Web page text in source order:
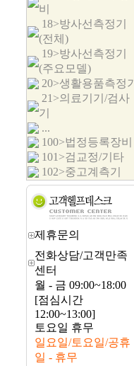
비
18>방사선측정기
(전체)
19>방사선측정기
(주요모델)
20>생활용품측정기
21>의료기기/검사
기
...
100>법정등록장비
101>검교정/기타
102>중고계측기
제휴문의
전화상담/고객만족
센터
월 - 금 09:00~18:00
[점심시간
12:00~13:00]
토요일 휴무
일요일/토요일/공휴
일 - 휴무